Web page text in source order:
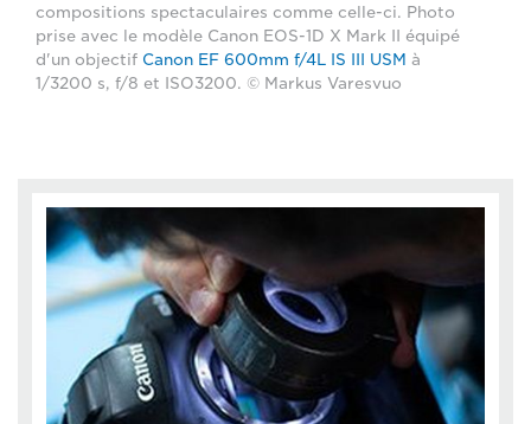
compositions spectaculaires comme celle-ci. Photo
prise avec le modèle Canon EOS-1D X Mark II équipé
d'un objectif Canon EF 600mm f/4L IS III USM à
1/3200 s, f/8 et ISO3200. © Markus Varesvuo